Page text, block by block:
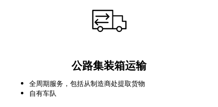
公路集装箱运输
全周期服务，包括从制造商处提取货物
自有车队